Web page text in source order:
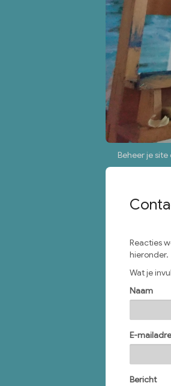
Beheer je site
Reacties
hieronder.
Wat je
Naam
E-
Bericht